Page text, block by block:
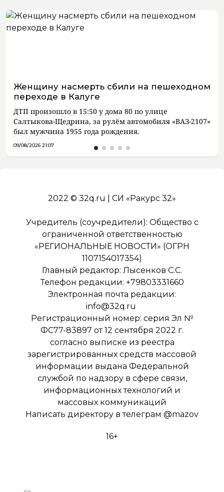
Женщину насмерть сбили на пешеходном
переходе в Калуге
ДТП произошло в 15:50 у дома 80 по улице
Салтыкова-Щедрина, за рулём автомобиля «ВАЗ-2107»
был мужчина 1955 года рождения.
09/08/2026 21:07
2022 © 32q.ru | СИ «Ракурс 32»
Учредитель (соучредители): Общество с
ограниченной ответственностью
«РЕГИОНАЛЬНЫЕ НОВОСТИ» (ОГРН
1107154017354)
Главный редактор: Лысенков С.С.
Телефон редакции: +79803331660
Электронная почта редакции:
info@32q.ru
Регистрационный номер: серия Эл №
ФС77-83897 от 12 сентября 2022 г.
согласно выписке из реестра
зарегистрированных средств массовой
информации выдана Федеральной
службой по надзору в сфере связи,
информационных технологий и
массовых коммуникаций
Написать директору в телеграм @mazov
16+